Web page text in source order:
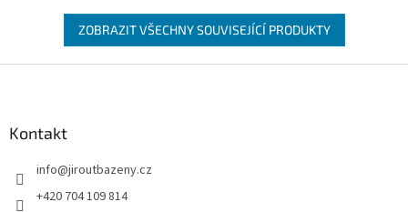
ZOBRAZIT VŠECHNY SOUVISEJÍCÍ PRODUKTY
Kontakt
info@jiroutbazeny.cz
+420 704 109 814